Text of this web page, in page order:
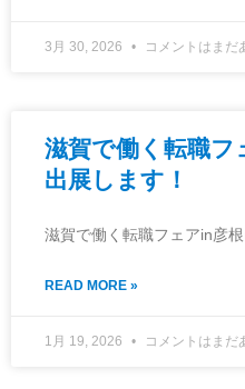
3月 30, 2026 コメントはまだ
滋賀で働く転職
出展します！
滋賀で働く転職フェアin彦
READ MORE »
1月 19, 2026 コメントはまだ